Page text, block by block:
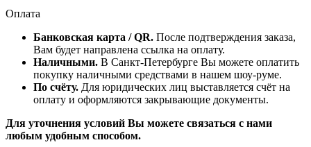
Оплата
Банковская карта / QR. После подтверждения заказа,
Вам будет направлена ссылка на оплату.
Наличными. В Санкт-Петербурге Вы можете оплатить
покупку наличными средствами в нашем шоу-руме.
По счёту. Для юридических лиц выставляется счёт на
оплату и оформляются закрывающие документы.
Для уточнения условий Вы можете связаться с нами
любым удобным способом.